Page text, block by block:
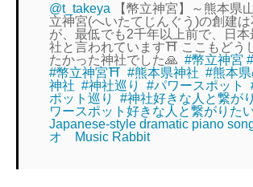
@t_takeya 【幣立神宮】～熊本県
立神宮(へいたてじんぐう)の創建
が、最低でも2千年以上前で、日本
社と言われています⛩️ ここもどう
たかった神社でした🙏⁡ ⁡⁡ ⁡#幣立神宮
#幣立神宮⛩ ⁡ ⁡#熊本県神社 ⁡ ⁡#熊本
神社 ⁡ ⁡#神社巡り ⁡ ⁡#パワースポット ⁡ ⁡
ポット巡り
⁡ ⁡#神社好きな人と繋が
ワースポット好きな人と繋がりた
Japanese-style dramatic piano
オ Music Rabbit